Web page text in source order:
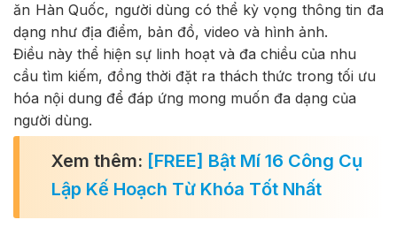
ăn Hàn Quốc, người dùng có thể kỳ vọng thông tin đa
dạng như địa điểm, bản đồ, video và hình ảnh.
Điều này thể hiện sự linh hoạt và đa chiều của nhu
cầu tìm kiếm, đồng thời đặt ra thách thức trong tối ưu
hóa nội dung để đáp ứng mong muốn đa dạng của
người dùng.
Xem thêm: [FREE] Bật Mí 16 Công Cụ
Lập Kế Hoạch Từ Khóa Tốt Nhất